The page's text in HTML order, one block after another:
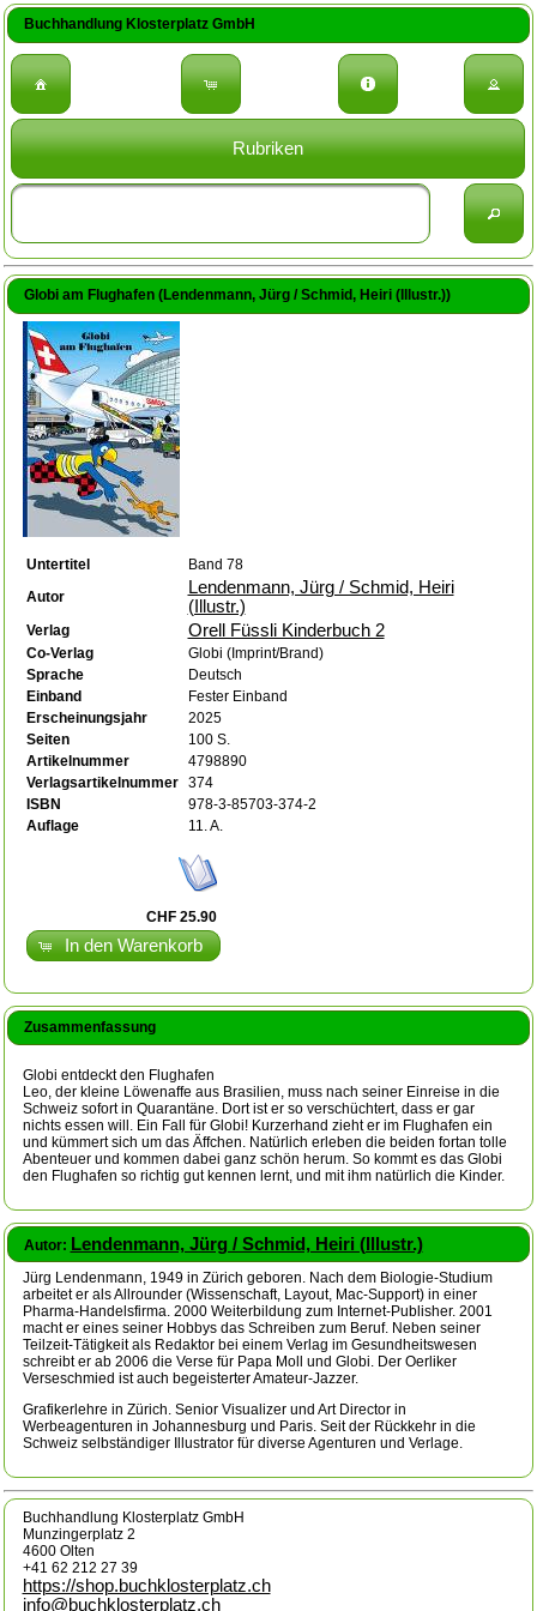
Buchhandlung Klosterplatz GmbH
Rubriken
Globi am Flughafen (Lendenmann, Jürg / Schmid, Heiri (Illustr.))
Untertitel
Band 78
Autor
Lendenmann, Jürg / Schmid, Heiri
(Illustr.)
Verlag Orell Füssli Kinderbuch 2
Co-Verlag
Globi (Imprint/Brand)
Sprache
Deutsch
Einband
Fester Einband
Erscheinungsjahr
2025
Seiten
100 S.
Artikelnummer
4798890
Verlagsartikelnummer
374
ISBN
978-3-85703-374-2
Auflage
11. A.
CHF 25.90
In den Warenkorb
Zusammenfassung
Globi entdeckt den Flughafen
Leo, der kleine Löwenaffe aus Brasilien, muss nach seiner Einreise in die
Schweiz sofort in Quarantäne. Dort ist er so verschüchtert, dass er gar
nichts essen will. Ein Fall für Globi! Kurzerhand zieht er im Flughafen ein
und kümmert sich um das Äffchen. Natürlich erleben die beiden fortan tolle
Abenteuer und kommen dabei ganz schön herum. So kommt es das Globi
den Flughafen so richtig gut kennen lernt, und mit ihm natürlich die Kinder.
Autor: Lendenmann, Jürg / Schmid, Heiri (Illustr.)
Jürg Lendenmann, 1949 in Zürich geboren. Nach dem Biologie-Studium
arbeitet er als Allrounder (Wissenschaft, Layout, Mac-Support) in einer
Pharma-Handelsfirma. 2000 Weiterbildung zum Internet-Publisher. 2001
macht er eines seiner Hobbys das Schreiben zum Beruf. Neben seiner
Teilzeit-Tätigkeit als Redaktor bei einem Verlag im Gesundheitswesen
schreibt er ab 2006 die Verse für Papa Moll und Globi. Der Oerliker
Verseschmied ist auch begeisterter Amateur-Jazzer.
Grafikerlehre in Zürich. Senior Visualizer und Art Director in
Werbeagenturen in Johannesburg und Paris. Seit der Rückkehr in die
Schweiz selbständiger Illustrator für diverse Agenturen und Verlage.
Buchhandlung Klosterplatz GmbH
Munzingerplatz 2
4600 Olten
+41 62 212 27 39
https://shop.buchklosterplatz.ch
info@buchklosterplatz.ch